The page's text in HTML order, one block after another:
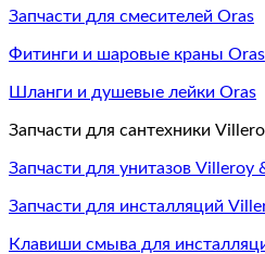
Запчасти для смесителей Oras
Фитинги и шаровые краны Oras
Шланги и душевые лейки Oras
Запчасти для сантехники
Запчасти для унитазов Villeroy
Запчасти для инсталляций
Клавиши смыва для